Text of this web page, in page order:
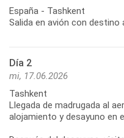
España - Tashkent
Salida en avión con destino
Día 2
mi, 17.06.2026
Tashkent
Llegada de madrugada al
alojamiento y desayuno en